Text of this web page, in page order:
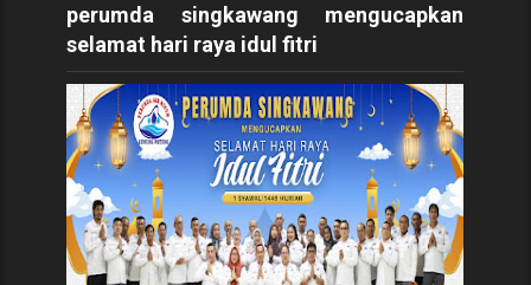
perumda singkawang mengucapkan
selamat hari raya idul fitri